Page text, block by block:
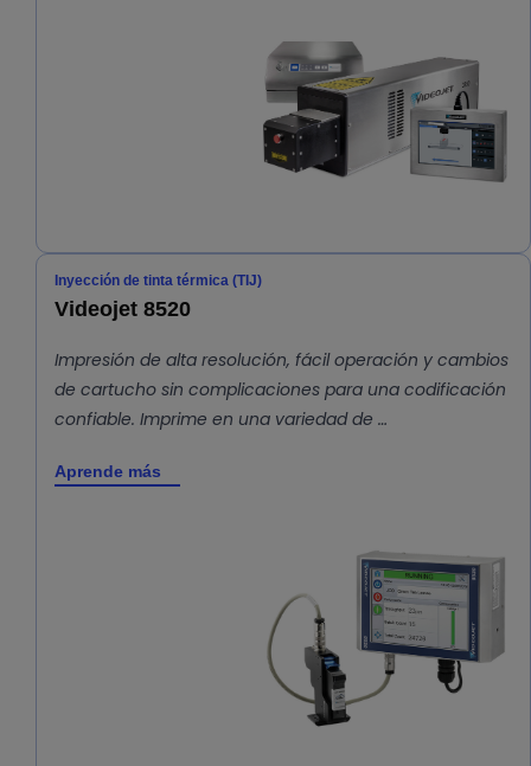
Inyección de tinta térmica (TIJ)
Videojet 8520
Impresión de alta resolución, fácil operación y cambios
de cartucho sin complicaciones para una codificación
confiable. Imprime en una variedad de …
Aprende más